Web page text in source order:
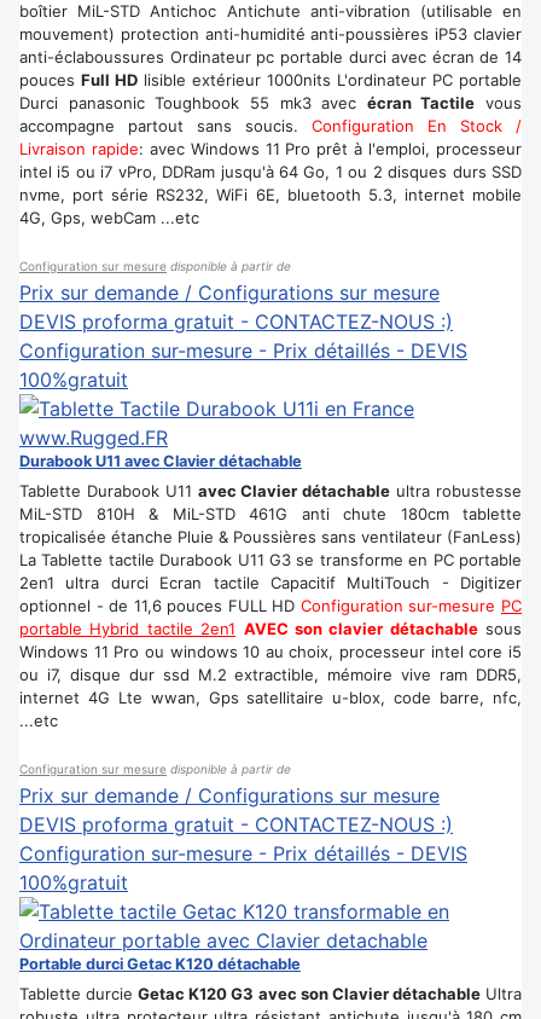
boîtier MiL-STD Antichoc Antichute anti-vibration (utilisable en
mouvement) protection anti-humidité anti-poussières iP53 clavier
anti-éclaboussures Ordinateur pc portable durci avec écran de 14
pouces Full HD lisible extérieur 1000nits L'ordinateur PC portable
Durci panasonic Toughbook 55 mk3 avec écran Tactile vous
accompagne partout sans soucis. Configuration En Stock /
Livraison rapide: avec Windows 11 Pro prêt à l'emploi, processeur
intel i5 ou i7 vPro, DDRam jusqu'à 64 Go, 1 ou 2 disques durs SSD
nvme, port série RS232, WiFi 6E, bluetooth 5.3, internet mobile
4G, Gps, webCam ...etc
Configuration sur mesure disponible à partir de
Prix sur demande / Configurations sur mesure
DEVIS proforma gratuit - CONTACTEZ-NOUS :)
Configuration sur-mesure - Prix détaillés - DEVIS
100%gratuit
Durabook U11 avec Clavier détachable
Tablette Durabook U11 avec Clavier détachable ultra robustesse
MiL-STD 810H & MiL-STD 461G anti chute 180cm tablette
tropicalisée étanche Pluie & Poussières sans ventilateur (FanLess)
La Tablette tactile Durabook U11 G3 se transforme en PC portable
2en1 ultra durci Ecran tactile Capacitif MultiTouch - Digitizer
optionnel - de 11,6 pouces FULL HD Configuration sur-mesure PC
portable Hybrid tactile 2en1 AVEC son clavier détachable sous
Windows 11 Pro ou windows 10 au choix, processeur intel core i5
ou i7, disque dur ssd M.2 extractible, mémoire vive ram DDR5,
internet 4G Lte wwan, Gps satellitaire u-blox, code barre, nfc,
...etc
Configuration sur mesure disponible à partir de
Prix sur demande / Configurations sur mesure
DEVIS proforma gratuit - CONTACTEZ-NOUS :)
Configuration sur-mesure - Prix détaillés - DEVIS
100%gratuit
Portable durci Getac K120 détachable
Tablette durcieGetac K120 G3 avec son Clavier détachableUltra